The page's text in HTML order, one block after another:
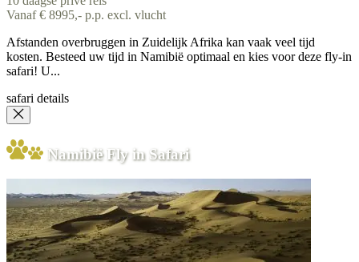
Vanaf € 8995,- p.p. excl. vlucht
Afstanden overbruggen in Zuidelijk Afrika kan vaak veel tijd
kosten. Besteed uw tijd in Namibië optimaal en kies voor deze fly-in
safari! U...
safari details
Namibië Fly in Safari